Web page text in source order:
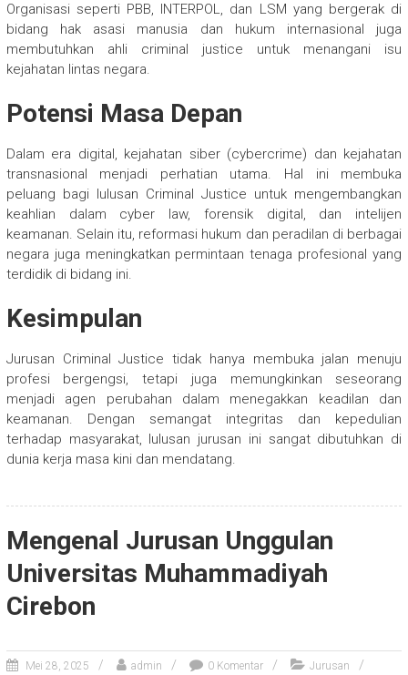
Organisasi seperti PBB, INTERPOL, dan LSM yang bergerak di
bidang hak asasi manusia dan hukum internasional juga
membutuhkan ahli criminal justice untuk menangani isu
kejahatan lintas negara.
Potensi Masa Depan
Dalam era digital, kejahatan siber (cybercrime) dan kejahatan
transnasional menjadi perhatian utama. Hal ini membuka
peluang bagi lulusan Criminal Justice untuk mengembangkan
keahlian dalam cyber law, forensik digital, dan intelijen
keamanan. Selain itu, reformasi hukum dan peradilan di berbagai
negara juga meningkatkan permintaan tenaga profesional yang
terdidik di bidang ini.
Kesimpulan
Jurusan Criminal Justice tidak hanya membuka jalan menuju
profesi bergengsi, tetapi juga memungkinkan seseorang
menjadi agen perubahan dalam menegakkan keadilan dan
keamanan. Dengan semangat integritas dan kepedulian
terhadap masyarakat, lulusan jurusan ini sangat dibutuhkan di
dunia kerja masa kini dan mendatang.
Mengenal Jurusan Unggulan
Universitas Muhammadiyah
Cirebon
Mei 28, 2025 admin 0 Komentar Jurusan